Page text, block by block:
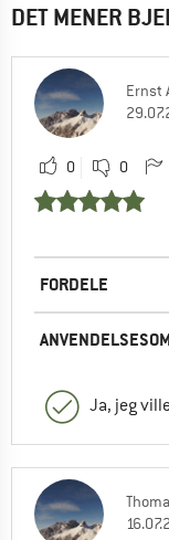
DET MENER
Ernst
0 0
FORDELE
Ja, jeg